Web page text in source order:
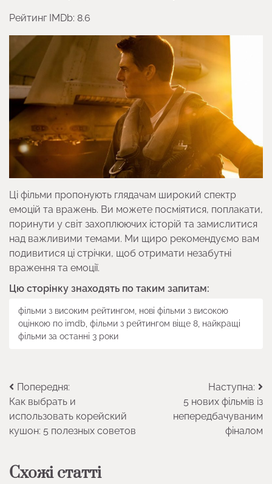
Рейтинг IMDb: 8.6
Ці фільми пропонують глядачам широкий спектр
емоцій та вражень. Ви можете посміятися, поплакати,
поринути у світ захоплюючих історій та замислитися
над важливими темами. Ми щиро рекомендуємо вам
подивитися ці стрічки, щоб отримати незабутні
враження та емоції.
Цю сторінку знаходять по таким запитам:
фільми з високим рейтингом, нові фільми з високою
оцінкою по imdb, фільми з рейтингом віще 8, найкращі
фільми за останні 3 роки
Навігація
записів
Попередня:
Как выбрать и
использовать корейский
кушон: 5 полезных советов
Наступна:
5 нових фільмів із
непередбачуваним
фіналом
Схожі статті